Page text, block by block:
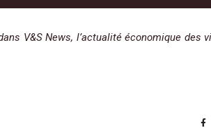
V&S News, l’actualité économique des